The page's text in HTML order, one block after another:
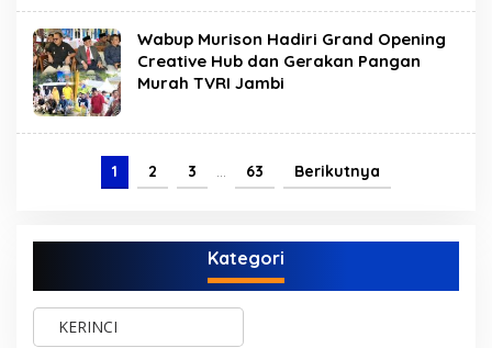
Wabup Murison Hadiri Grand Opening
Creative Hub dan Gerakan Pangan
Murah TVRI Jambi
1 2 3 … 63 Berikutnya
Kategori
K